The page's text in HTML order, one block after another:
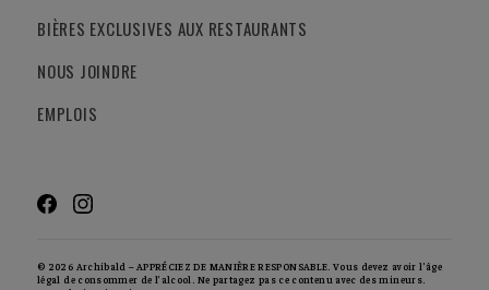
BIÈRES EXCLUSIVES AUX RESTAURANTS
NOUS JOINDRE
EMPLOIS
© 2026 Archibald – APPRÉCIEZ DE MANIÈRE RESPONSABLE. Vous devez avoir l’âge
légal de consommer de l’alcool. Ne partagez pas ce contenu avec des mineurs.